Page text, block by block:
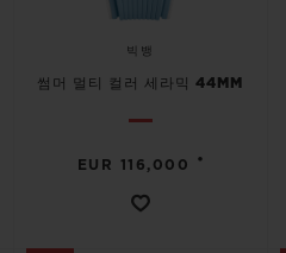
빅뱅
썸머 멀티 컬러 세라믹 44MM
EUR 116,000 •